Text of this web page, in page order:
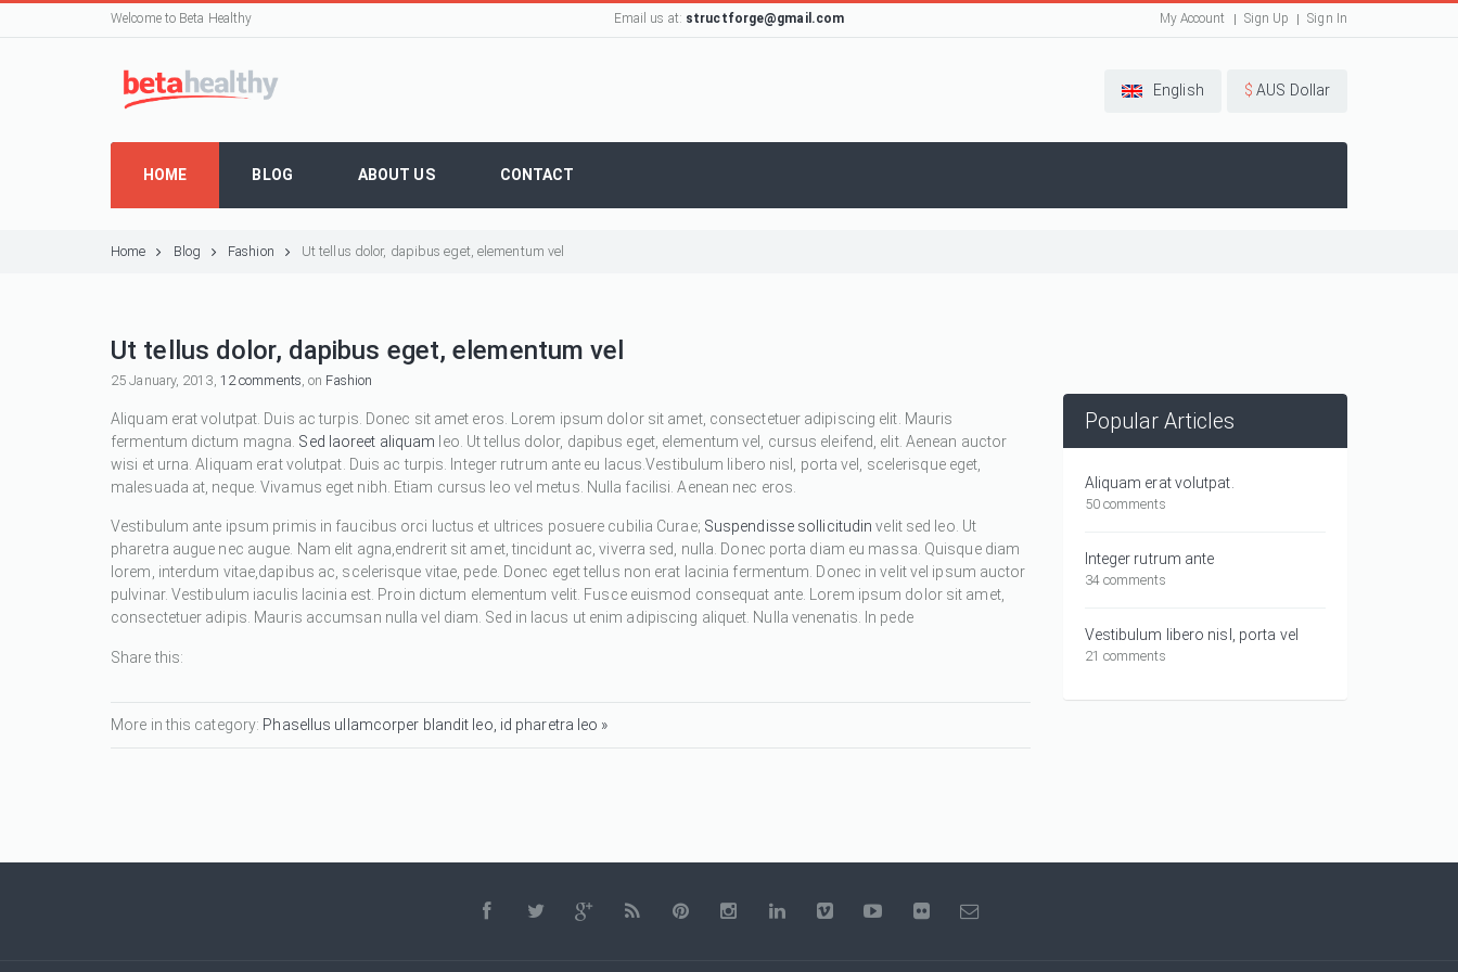
Welcome to Beta Healthy Email us at: structforge@gmail.com My Account Sign Up Sign In
English $ AUS Dollar
HOME BLOG ABOUT US CONTACT
Home Blog Fashion Ut tellus dolor, dapibus eget, elementum vel
Ut tellus dolor, dapibus eget, elementum vel
25 January, 2013, 12 comments, on Fashion
Aliquam erat volutpat. Duis ac turpis. Donec sit amet eros. Lorem ipsum dolor sit amet, consectetuer adipiscing elit. Mauris
fermentum dictum magna. Sed laoreet aliquam leo. Ut tellus dolor, dapibus eget, elementum vel, cursus eleifend, elit. Aenean auctor
wisi et urna. Aliquam erat volutpat. Duis ac turpis. Integer rutrum ante eu lacus.Vestibulum libero nisl, porta vel, scelerisque eget,
malesuada at, neque. Vivamus eget nibh. Etiam cursus leo vel metus. Nulla facilisi. Aenean nec eros.
Vestibulum ante ipsum primis in faucibus orci luctus et ultrices posuere cubilia Curae; Suspendisse sollicitudin velit sed leo. Ut
pharetra augue nec augue. Nam elit agna,endrerit sit amet, tincidunt ac, viverra sed, nulla. Donec porta diam eu massa. Quisque diam
lorem, interdum vitae,dapibus ac, scelerisque vitae, pede. Donec eget tellus non erat lacinia fermentum. Donec in velit vel ipsum auctor
pulvinar. Vestibulum iaculis lacinia est. Proin dictum elementum velit. Fusce euismod consequat ante. Lorem ipsum dolor sit amet,
consectetuer adipis. Mauris accumsan nulla vel diam. Sed in lacus ut enim adipiscing aliquet. Nulla venenatis. In pede
Share this:
More in this category: Phasellus ullamcorper blandit leo, id pharetra leo »
Popular Articles
Aliquam erat volutpat.
50 comments
Integer rutrum ante
34 comments
Vestibulum libero nisl, porta vel
21 comments